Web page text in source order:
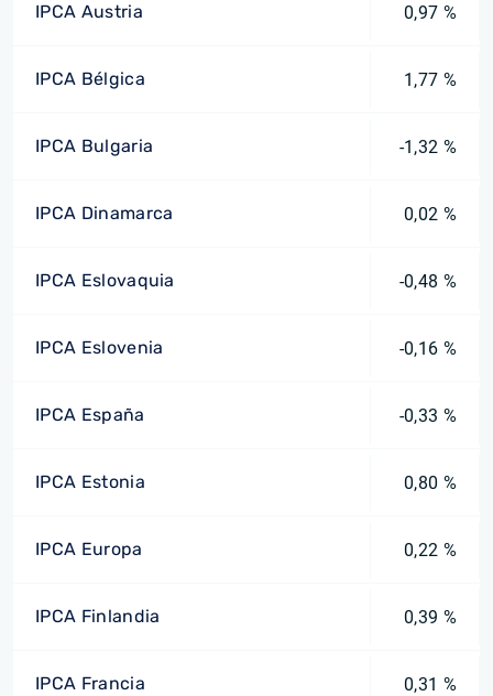
IPCA Austria 0,97 %
IPCA Bélgica 1,77 %
IPCA Bulgaria -1,32 %
IPCA Dinamarca 0,02 %
IPCA Eslovaquia -0,48 %
IPCA Eslovenia -0,16 %
IPCA España -0,33 %
IPCA Estonia 0,80 %
IPCA Europa 0,22 %
IPCA Finlandia 0,39 %
IPCA Francia 0,31 %